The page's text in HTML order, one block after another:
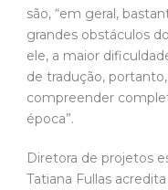
são, “em geral,
grandes obstáculos
ele, a maior
de tradução,
compreender
época”.
Diretora de projetos
Tatiana Fullas